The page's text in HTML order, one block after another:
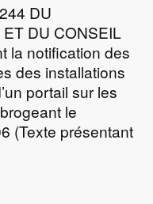
DU
DU CONSEIL
la notification des
des installations
portail sur les
le
(Texte présentant